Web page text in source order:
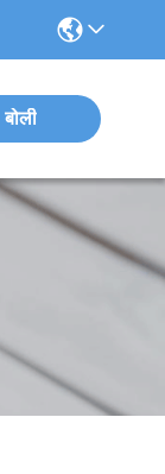
बोली